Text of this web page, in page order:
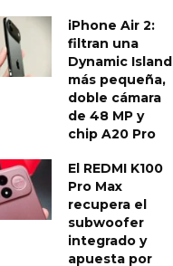
iPhone Air 2:
filtran una
Dynamic Island
más pequeña,
doble cámara
de 48 MP y
chip A20 Pro
El REDMI K100
Pro Max
recupera el
subwoofer
integrado y
apuesta por